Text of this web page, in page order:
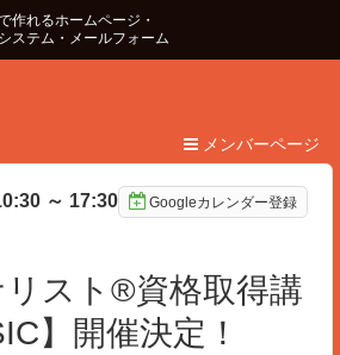
メンバーページ
～ 17:30 Googleカレンダー登録
リスト®️資格取得講
】開催決定！
作れるホームページ・
ステム・メールフォーム